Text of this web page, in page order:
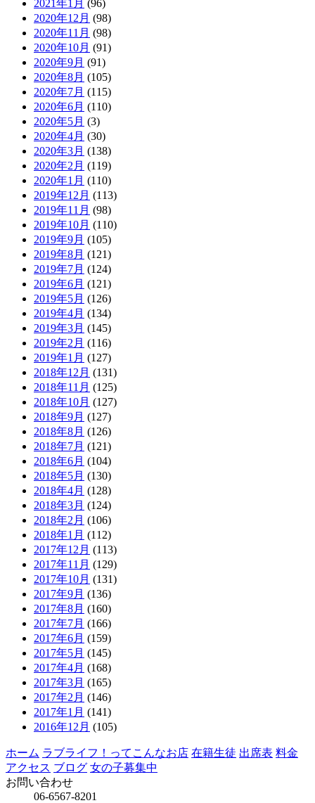
2021年1月 (96)
2020年12月 (98)
2020年11月 (98)
2020年10月 (91)
2020年9月 (91)
2020年8月 (105)
2020年7月 (115)
2020年6月 (110)
2020年5月 (3)
2020年4月 (30)
2020年3月 (138)
2020年2月 (119)
2020年1月 (110)
2019年12月 (113)
2019年11月 (98)
2019年10月 (110)
2019年9月 (105)
2019年8月 (121)
2019年7月 (124)
2019年6月 (121)
2019年5月 (126)
2019年4月 (134)
2019年3月 (145)
2019年2月 (116)
2019年1月 (127)
2018年12月 (131)
2018年11月 (125)
2018年10月 (127)
2018年9月 (127)
2018年8月 (126)
2018年7月 (121)
2018年6月 (104)
2018年5月 (130)
2018年4月 (128)
2018年3月 (124)
2018年2月 (106)
2018年1月 (112)
2017年12月 (113)
2017年11月 (129)
2017年10月 (131)
2017年9月 (136)
2017年8月 (160)
2017年7月 (166)
2017年6月 (159)
2017年5月 (145)
2017年4月 (168)
2017年3月 (165)
2017年2月 (146)
2017年1月 (141)
2016年12月 (105)
ホーム ラブライフ！ってこんなお店 在籍生徒 出席表 料金
アクセス ブログ 女の子募集中
お問い合わせ
06-6567-8201